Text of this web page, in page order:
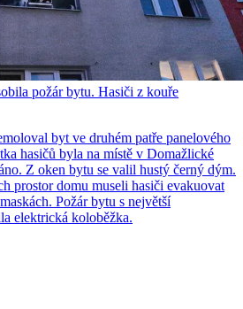
požár bytu. Hasiči z kouře
byt ve druhém patře panelového
hasičů byla na místě v Domažlické
Z oken bytu se valil hustý černý dým.
prostor domu museli hasiči evakuovat
Požár bytu s největší
elektrická koloběžka.